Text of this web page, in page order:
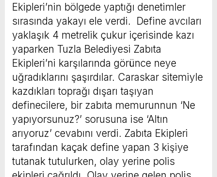
Ekipleri’nin bölgede yaptığı denetimler
sırasında yakayı ele verdi. Define avcıları
yaklaşık 4 metrelik çukur içerisinde kazı
yaparken Tuzla Belediyesi Zabıta
Ekipleri’ni karşılarında görünce neye
uğradıklarını şaşırdılar. Caraskar sitemiyle
kazdıkları toprağı dışarı taşıyan
definecilere, bir zabıta memurunnun ‘Ne
yapıyorsunuz?’ sorusuna ise ‘Altın
arıyoruz’ cevabını verdi. Zabıta Ekipleri
tarafından kaçak define yapan 3 kişiye
tutanak tutulurken, olay yerine polis